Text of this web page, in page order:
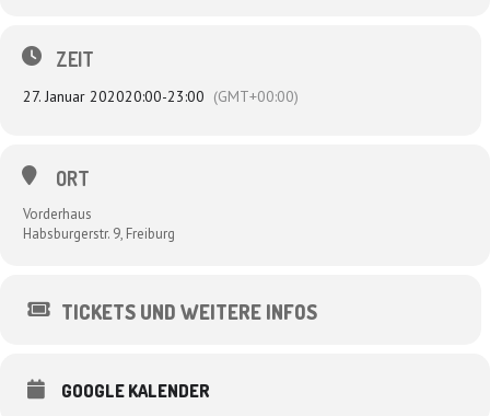
ZEIT
27. Januar 202020:00-23:00 (GMT+00:00)
ORT
Vorderhaus
Habsburgerstr. 9, Freiburg
TICKETS UND WEITERE INFOS
GOOGLE KALENDER